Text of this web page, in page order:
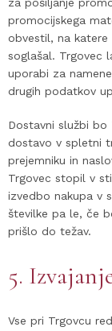
promocijskega
obvestil, na
soglašal. Trgovec
uporabi za
drugih podatkov
Dostavni službi
dostavo v spletni
prejemniku in
Trgovec stopil v
izvedbo nakupa v
številke pa le, če
prišlo do težav.
5.
Vse pri Trgovcu